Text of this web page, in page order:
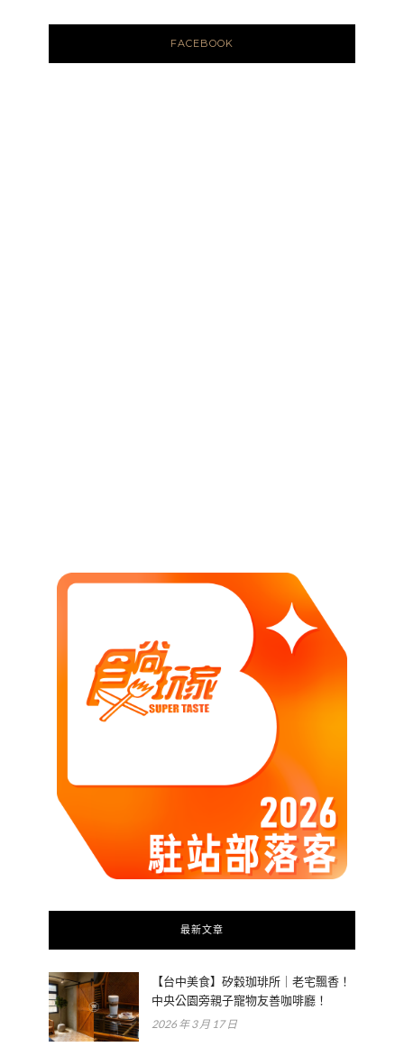
FACEBOOK
最新文章
【台中美食】矽穀珈琲所｜老宅飄香！
中央公園旁親子寵物友善咖啡廳！
2026 年 3 月 17 日